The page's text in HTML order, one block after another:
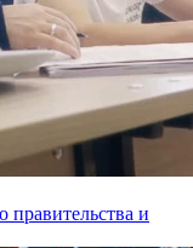
правительства и